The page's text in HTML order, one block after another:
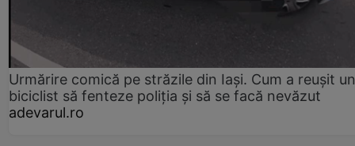
Urmărire comică pe străzile din Iași. Cum a reușit un
biciclist să fenteze poliția și să se facă nevăzut
adevarul.ro